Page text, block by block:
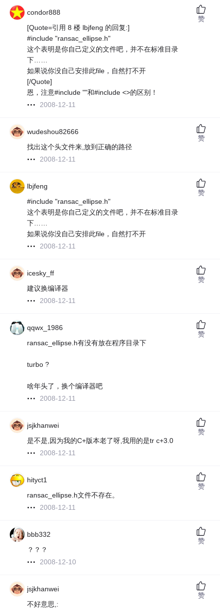
condor888
[Quote=引用 8 楼 lbjfeng 的回复:]
#include "ransac_ellipse.h"
这个表明是你自己定义的文件吧，并不在标准目录
下……
如果说你没自己安排此file，自然打不开
[/Quote]
恩，注意#include ""和#include <>的区别！
2008-12-11
赞
wudeshou82666
找出这个头文件来,放到正确的路径
2008-12-11
赞
lbjfeng
#include "ransac_ellipse.h"
这个表明是你自己定义的文件吧，并不在标准目录
下……
如果说你没自己安排此file，自然打不开
2008-12-11
赞
icesky_ff
建议换编译器
2008-12-11
赞
qqwx_1986
ransac_ellipse.h有没有放在程序目录下
turbo ?
啥年头了，换个编译器吧
2008-12-11
赞
jsjkhanwei
是不是,因为我的C+版本老了呀,我用的是tr c+3.0
2008-12-11
赞
hityct1
ransac_ellipse.h文件不存在。
2008-12-11
赞
bbb332
？？？
2008-12-10
赞
jsjkhanwei
不好意思,:
赞